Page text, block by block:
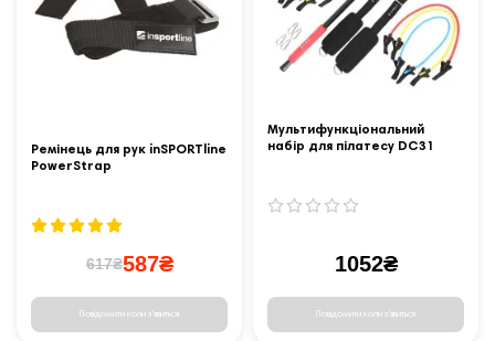
Ремінець для рук inSPORTline
PowerStrap
617₴587₴
Повідомити коли з'явиться
Мультифункціональний
набір для пілатесу DC31
1052₴
Повідомити коли з'явиться